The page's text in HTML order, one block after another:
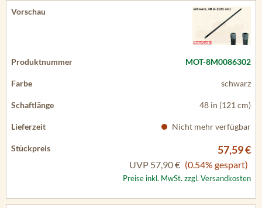
MOT-8M0086302
schwarz
48 in (121 cm)
Nicht mehr verfügbar
57,59 €
UVP 57,90 € (0.54% gespart)
Preise inkl. MwSt. zzgl. Versandkosten